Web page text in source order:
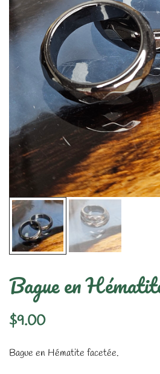
Bague en
$9.00
Bague en Hématite facetée.